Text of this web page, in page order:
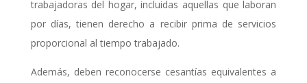
trabajadoras del hogar, incluidas aquellas que laboran
por días, tienen derecho a recibir prima de servicios
proporcional al tiempo trabajado.
Además, deben reconocerse cesantías equivalentes a